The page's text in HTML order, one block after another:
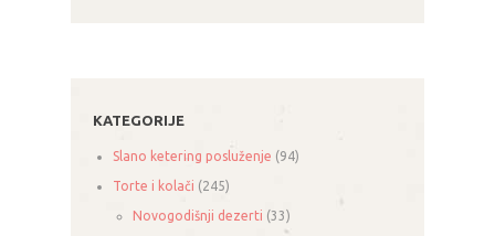
KATEGORIJE
Slano ketering posluženje (94)
Torte i kolači (245)
Novogodišnji dezerti (33)